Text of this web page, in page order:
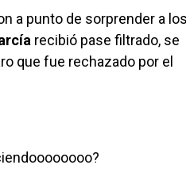
a punto de sorprender a los
recibió pase filtrado, se
que fue rechazado por el